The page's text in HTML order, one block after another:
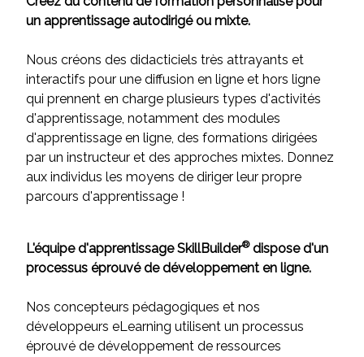
un apprentissage autodirigé ou mixte.
Nous créons des didacticiels très attrayants et
interactifs pour une diffusion en ligne et hors ligne
qui prennent en charge plusieurs types d'activités
d'apprentissage, notamment des modules
d'apprentissage en ligne, des formations dirigées
par un instructeur et des approches mixtes. Donnez
aux individus les moyens de diriger leur propre
parcours d'apprentissage !
L'équipe d'apprentissage SkillBuilder®dispose d'un
processus éprouvé de développement en ligne.
Nos concepteurs pédagogiques et nos
développeurs eLearning utilisent un processus
éprouvé de développement de ressources